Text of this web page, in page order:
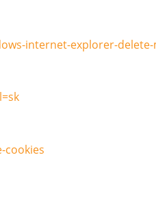
internet-explorer-delete-
cookies